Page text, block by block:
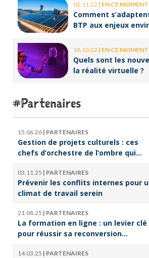
02.11.22 | EN CE MOMENT
Comment
BTP aux enjeux
18.10.22 | EN CE MOMENT
Quels sont les
la réalité virtuelle ?
Partenaires
15.06.26 | PARTENAIRES
Gestion de projets culturels : ces
chefs d’orchestre de l’ombre qui
03.11.25 | PARTENAIRES
Prévenir les conflits internes pour
climat de travail serein
21.08.25 | PARTENAIRES
La formation en ligne : un levier clé
pour réussir sa reconversion
14.03.25 | PARTENAIRES